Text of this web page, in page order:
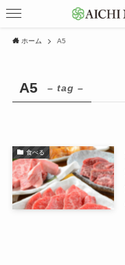
ホーム A5
A5 – tag –
食べる